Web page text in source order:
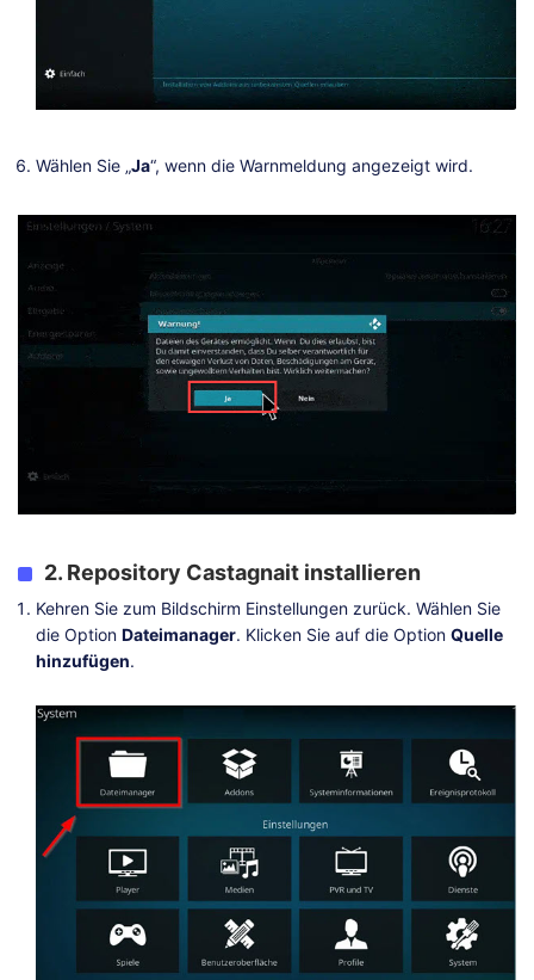
Wählen Sie „Ja“, wenn die Warnmeldung angezeigt wird.
2. Repository Castagnait installieren
Kehren Sie zum Bildschirm Einstellungen zurück. Wählen Sie
die Option Dateimanager. Klicken Sie auf die Option Quelle
hinzufügen.